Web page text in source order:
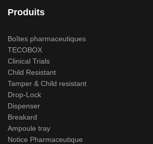
Produits
Boîtes pharmaceutiques
TECOBOX
Clinical Trials
Child Resistant
Tamper & Child resistant
Drop-Lock
Dispenser
Breakard
Ampoule tray
Notice Pharmaceutique